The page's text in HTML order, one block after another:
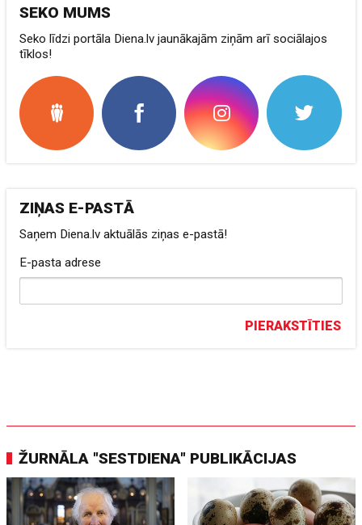
SEKO MUMS
Seko līdzi portāla Diena.lv jaunākajām ziņām arī sociālajos
tīklos!
ZIŅAS E-PASTĀ
Saņem Diena.lv aktuālās ziņas e-pastā!
E-pasta adrese
PIERAKSTĪTIES
ŽURNĀLA "SESTDIENA" PUBLIKĀCIJAS